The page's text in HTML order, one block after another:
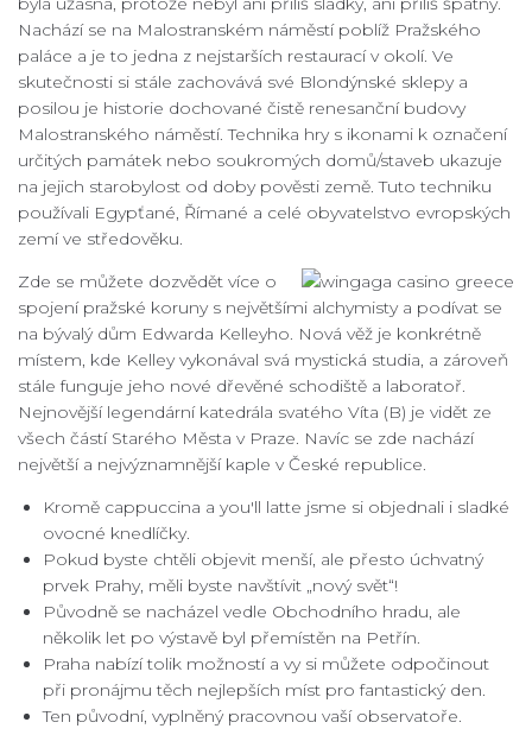
Nachází se na Malostranském náměstí poblíž Pražského
paláce a je to jedna z nejstarších restaurací v okolí. Ve
skutečnosti si stále zachovává své Blondýnské sklepy a
posilou je historie dochované čistě renesanční budovy
Malostranského náměstí. Technika hry s ikonami k označení
určitých památek nebo soukromých domů/staveb ukazuje
na jejich starobylost od doby pověsti země. Tuto techniku ​​
používali Egypťané, Římané a celé obyvatelstvo evropských
zemí ve středověku.
Zde se můžete dozvědět více o
spojení pražské koruny s největšími alchymisty a podívat se
na bývalý dům Edwarda Kelleyho. Nová věž je konkrétně
místem, kde Kelley vykonával svá mystická studia, a zároveň
stále funguje jeho nové dřevěné schodiště a laboratoř.
Nejnovější legendární katedrála svatého Víta (B) je vidět ze
všech částí Starého Města v Praze. Navíc se zde nachází
největší a nejvýznamnější kaple v České republice.
Kromě cappuccina a you'll latte jsme si objednali i sladké
ovocné knedlíčky.
Pokud byste chtěli objevit menší, ale přesto úchvatný
prvek Prahy, měli byste navštívit „nový svět“!
Původně se nacházel vedle Obchodního hradu, ale
několik let po výstavě byl přemístěn na Petřín.
Praha nabízí tolik možností a vy si můžete odpočinout
při pronájmu těch nejlepších míst pro fantastický den.
Ten původní, vyplněný pracovnou vaší observatoře.